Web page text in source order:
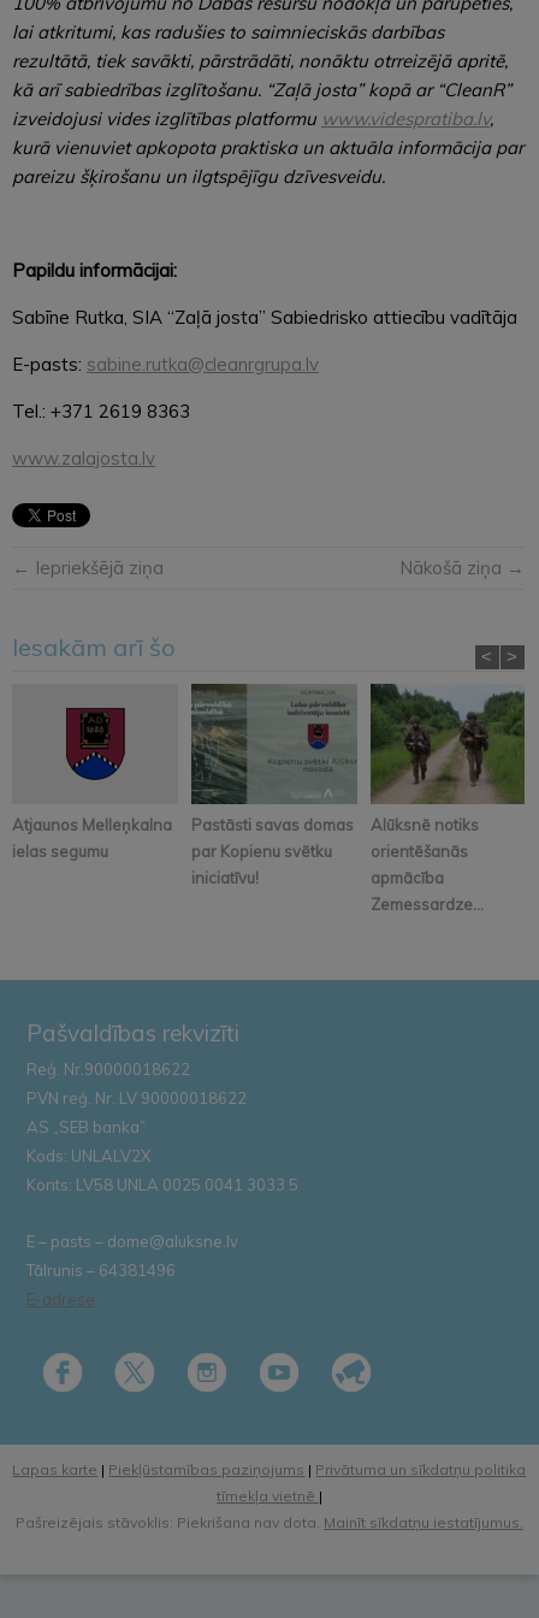
lai atkritumi, kas radušies to saimnieciskās darbības
rezultātā, tiek savākti, pārstrādāti, nonāktu otrreizējā apritē,
kā arī sabiedrības izglītošanu. “Zaļā josta” kopā ar “CleanR”
izveidojusi vides izglītības platformu www.videspratiba.lv,
kurā vienuviet apkopota praktiska un aktuāla informācija par
pareizu šķirošanu un ilgtspējīgu dzīvesveidu.
Papildu informācijai:
Sabīne Rutka, SIA “Zaļā josta” Sabiedrisko attiecību vadītāja
E-pasts: sabine.rutka@cleanrgrupa.lv
Tel.: +371 2619 8363
www.zalajosta.lv
← Iepriekšējā ziņa Nākošā ziņa →
Iesakām arī šo
Atjaunos Melleņkalna
ielas segumu
Pastāsti savas domas
par Kopienu svētku
iniciatīvu!
Alūksnē notiks
orientēšanās
apmācība
Zemessardze...
< >
Pašvaldības rekvizīti
Reģ. Nr.90000018622
PVN reģ. Nr. LV 90000018622
AS „SEB banka”
Kods: UNLALV2X
Konts: LV58 UNLA 0025 0041 3033 5
E – pasts – dome@aluksne.lv
Tālrunis – 64381496
E-adrese
Lapas karte | Piekļūstamības paziņojums | Privātuma un sīkdatņu politika
tīmekļa vietnē |
Pašreizējais stāvoklis: Piekrišana nav dota. Mainīt sīkdatņu iestatījumus.